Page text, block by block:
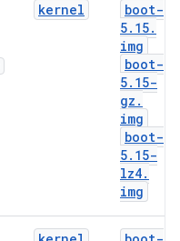
kernel
boot-
5. 15.
img
boot-
5. 15-
gz .
img
boot-
5. 15-
lz4.
img